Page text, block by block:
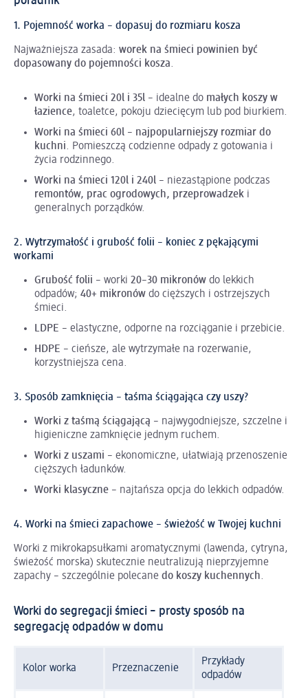
1. Pojemność worka – dopasuj do rozmiaru kosza
Najważniejsza zasada: worek na śmieci powinien być
dopasowany do pojemności kosza.
Worki na śmieci 20l i 35l – idealne do małych koszy w
łazience, toaletce, pokoju dziecięcym lub pod biurkiem.
Worki na śmieci 60l – najpopularniejszy rozmiar do
kuchni. Pomieszczą codzienne odpady z gotowania i
życia rodzinnego.
Worki na śmieci 120l i 240l – niezastąpione podczas
remontów, prac ogrodowych, przeprowadzek i
generalnych porządków.
2. Wytrzymałość i grubość folii – koniec z pękającymi
workami
Grubość folii – worki 20–30 mikronów do lekkich
odpadów; 40+ mikronów do cięższych i ostrzejszych
śmieci.
LDPE – elastyczne, odporne na rozciąganie i przebicie.
HDPE – cieńsze, ale wytrzymałe na rozerwanie,
korzystniejsza cena.
3. Sposób zamknięcia – taśma ściągająca czy uszy?
Worki z taśmą ściągającą – najwygodniejsze, szczelne i
higieniczne zamknięcie jednym ruchem.
Worki z uszami – ekonomiczne, ułatwiają przenoszenie
cięższych ładunków.
Worki klasyczne – najtańsza opcja do lekkich odpadów.
4. Worki na śmieci zapachowe – świeżość w Twojej kuchni
Worki z mikrokapsułkami aromatycznymi (lawenda, cytryna,
świeżość morska) skutecznie neutralizują nieprzyjemne
zapachy – szczególnie polecane do koszy kuchennych.
Worki do segregacji śmieci – prosty sposób na
segregację odpadów w domu
Kolor worka Przeznaczenie
Przykłady
odpadów